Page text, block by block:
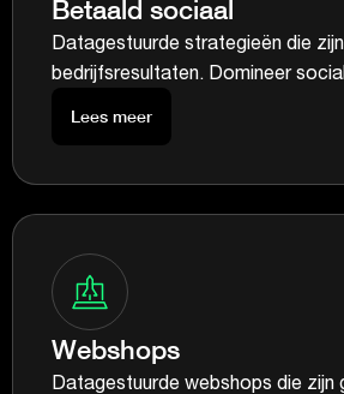
Betaald sociaal
Datagestuurde strategieën die
bedrijfsresultaten. Domineer
Lees meer
Webshops
Datagestuurde webshops die zijn